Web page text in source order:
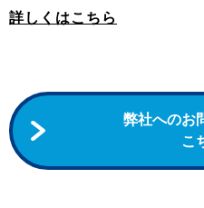
空き家を売却したい方
詳しくはこちら
弊社へのお
こ